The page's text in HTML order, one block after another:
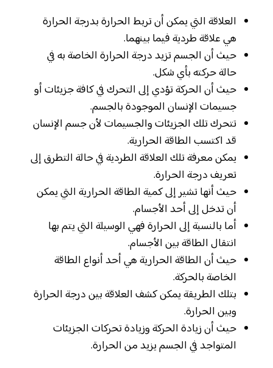
العلاقة التي يمكن أن تربط الحرارة بدرجة الحرارة
هي علاقة طردية فيما بينهما.
حيث أن الجسم تزيد درجة الحرارة الخاصة به في
حالة حركته بأي شكل.
حيث أن الحركة تؤدي إلى التحرك في كافة جزيئات أو
جسيمات الإنسان الموجودة بالجسم.
تتحرك تلك الجزيئات والجسيمات لأن جسم الإنسان
قد اكتسب الطاقة الحرارية.
يمكن معرفة تلك العلاقة الطردية في حالة التطرق إلى
تعريف درجة الحرارة.
حيث أنها تشير إلى كمية الطاقة الحرارية التي يمكن
أن تدخل إلى أحد الأجسام.
أما بالنسبة إلى الحرارة فهي الوسيلة التي يتم بها
انتقال الطاقة بين الأجسام.
حيث أن الطاقة الحرارية هي أحد أنواع الطاقة
الخاصة بالحركة.
بتلك الطريقة يمكن كشف العلاقة بين درجة الحرارة
وبين الحرارة.
حيث أن زيادة الحركة وزيادة تحركات الجزيئات
المتواجد في الجسم يزيد من الحرارة.